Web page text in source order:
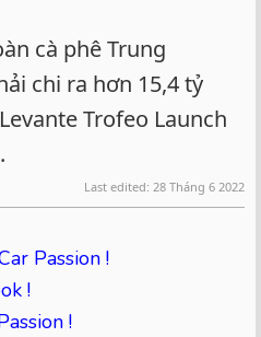
cà phê Trung
chi ra hơn 15,4 tỷ
Trofeo Launch
Last edited: 28 Tháng 6 2022
Passion !
!
!